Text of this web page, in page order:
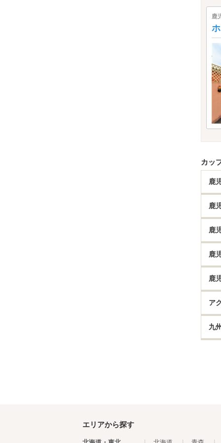
鹿
カッ
鹿
鹿
鹿
鹿
鹿
ア
九
エリアから探す